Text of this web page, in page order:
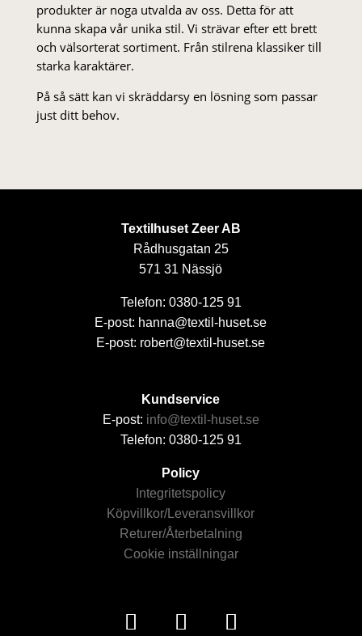
produkter är noga utvalda av oss. Detta för att
kunna skapa vår unika stil. Vi strä­var efter ett brett
och välsorterat sor­ti­ment. Från stil­rena klas­siker till
starka karaktärer.
På så sätt kan vi skräddarsy en lösning som passar
just ditt behov.
Textilhuset Zeer AB
Rådhusgatan 25
571 31 Nässjö
Telefon: 0380-125 91
E-post: hanna@textil-huset.se
E-post: robert@textil-huset.se
Kundservice
E-post: info@textil-huset.se
Telefon: 0380-125 91
Policy
Integritetspolicy
Köpvillkor/Leveransvillkor
Returer/Återbetalning
Cookie inställningar